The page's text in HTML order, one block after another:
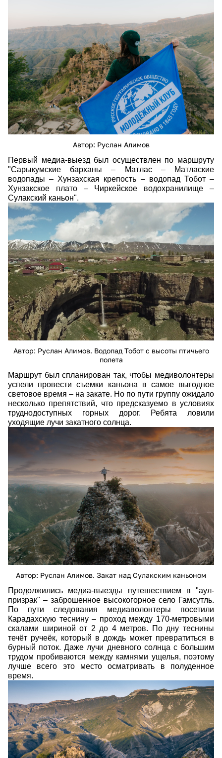
Автор: Руслан Алимов
Первый медиа-выезд был осуществлен по маршруту
"Сарыкумские барханы– Матлас –
Матлаские
водопады– Хунзахская крепость – водопад Тобот–
Хунзакское плато – Чиркейское водохранилище–
Сулакский каньон".
bez_imeni-1.jpg
Автор: Руслан Алимов. Водопад Тобот с высоты птичьего
полета
Маршрут был спланирован так, чтобы медиволонтеры
успели провести съемки каньона в самое выгодное
световое время – на закате. Но по пути группу ожидало
несколько препятствий, что предсказуемо в условиях
труднодоступных горных дорог. Ребята ловили
уходящие лучи закатного солнца.
_ji_0067.jpg
Автор: Руслан Алимов. Закат над Сулакским каньоном
Продолжились медиа-выезды путешествием в "аул-
призрак" – заброшенное высокогорное село Гамсутль.
По пути следования медиаволонтеры посетили
Карадахскую теснину – проход между 170-метровыми
скалами шириной от 2 до 4 метров. По дну теснины
течёт ручеёк, который в дождь может превратиться в
бурный поток. Даже лучи дневного солнца с большим
трудом пробиваются между камнями ущелья, поэтому
лучше всего это место осматривать в полуденное
время.
dji_0896.jpg